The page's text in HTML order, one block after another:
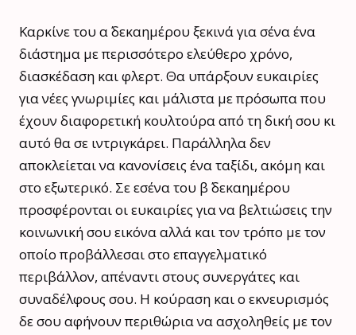
Καρκίνε του α΄ δεκαημέρου ξεκινά για σένα ένα
διάστημα με περισσότερο ελεύθερο χρόνο,
διασκέδαση και φλερτ. Θα υπάρξουν ευκαιρίες
για νέες γνωριμίες και μάλιστα με πρόσωπα που
έχουν διαφορετική κουλτούρα από τη δική σου κι
αυτό θα σε ιντριγκάρει. Παράλληλα δεν
αποκλείεται να κανονίσεις ένα ταξίδι, ακόμη και
στο εξωτερικό. Σε εσένα του β΄ δεκαημέρου
προσφέρονται οι ευκαιρίες για να βελτιώσεις την
κοινωνική σου εικόνα αλλά και τον τρόπο με τον
οποίο προβάλλεσαι στο επαγγελματικό
περιβάλλον, απέναντι στους συνεργάτες και
συναδέλφους σου. Η κούραση και ο εκνευρισμός
δε σου αφήνουν περιθώρια να ασχοληθείς με τον